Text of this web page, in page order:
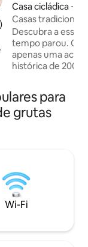
avaliação média de
Casa cicládica ⋅
tis
Casas
Descubra a
tempo parou.
apenas uma
histórica de 200
de Pyrgos.
escavados em
pela magia do
experiência que
encontram em
para
grutas
Wi-Fi